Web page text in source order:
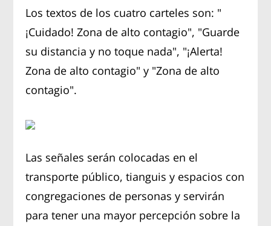
Los textos de los cuatro carteles son: "
¡Cuidado! Zona de alto contagio", "Guarde
su distancia y no toque nada", "¡Alerta!
Zona de alto contagio" y "Zona de alto
contagio".
Las señales serán colocadas en el
transporte público, tianguis y espacios con
congregaciones de personas y servirán
para tener una mayor percepción sobre la